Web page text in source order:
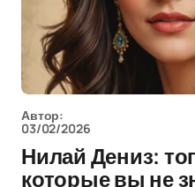
Автор:
03/02/2026
Нилай Дениз:
которые вы не